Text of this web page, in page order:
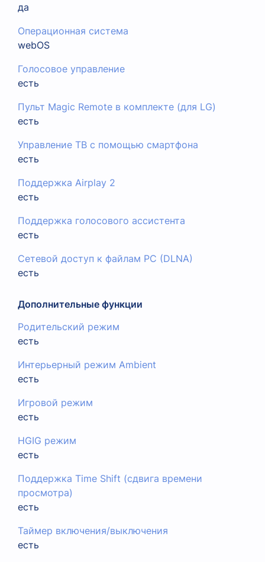
да
Операционная система
webOS
Голосовое управление
есть
Пульт Magic Remote в комплекте (для LG)
есть
Управление ТВ с помощью смартфона
есть
Поддержка Airplay 2
есть
Поддержка голосового ассистента
есть
Сетевой доступ к файлам PC (DLNA)
есть
Дополнительные функции
Родительский режим
есть
Интерьерный режим Ambient
есть
Игровой режим
есть
HGIG режим
есть
Поддержка Time Shift (сдвига времени
просмотра)
есть
Таймер включения/выключения
есть